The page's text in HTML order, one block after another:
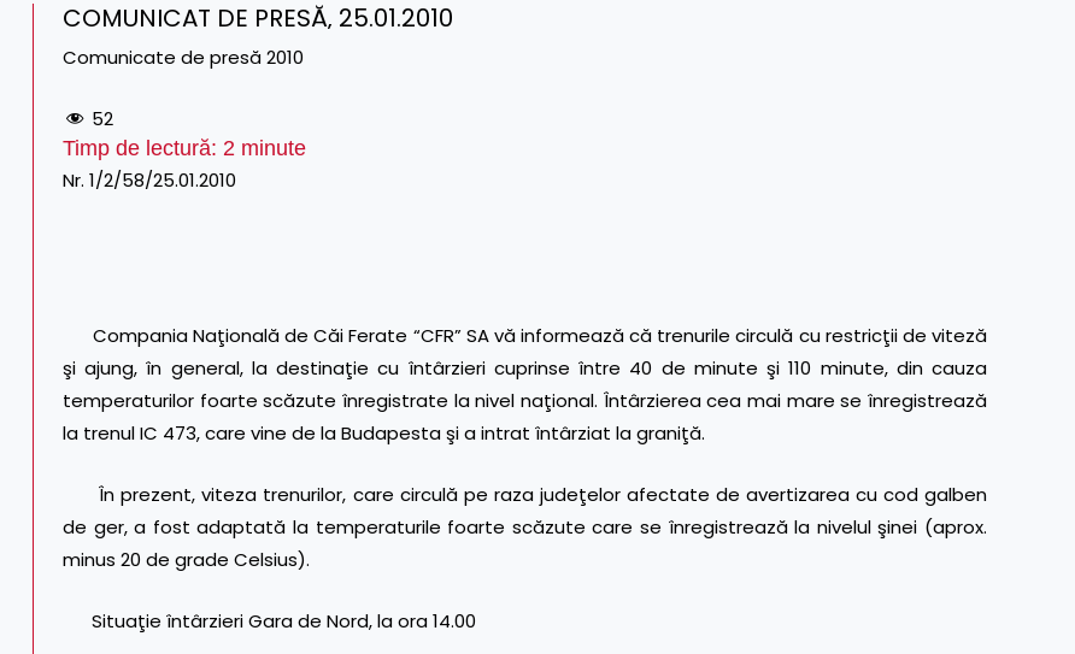
COMUNICAT DE PRESĂ‚ 25.01.2010
Comunicate de presă 2010
52
Timp de lectură: 2 minute
Nr. 1/2/58/25.01.2010
Compania Naţională de Căi Ferate “CFR” SA vă informează că trenurile circulă cu restricţii de viteză
şi ajung, în general, la destinaţie cu întârzieri cuprinse între 40 de minute şi 110 minute, din cauza
temperaturilor foarte scăzute înregistrate la nivel naţional. Întârzierea cea mai mare se înregistrează
la trenul IC 473, care vine de la Budapesta şi a intrat întârziat la graniţă.
În prezent, viteza trenurilor, care circulă pe raza judeţelor afectate de avertizarea cu cod galben
de ger, a fost adaptată la temperaturile foarte scăzute care se înregistrează la nivelul şinei (aprox.
minus 20 de grade Celsius).
Situaţie întârzieri Gara de Nord, la ora 14.00